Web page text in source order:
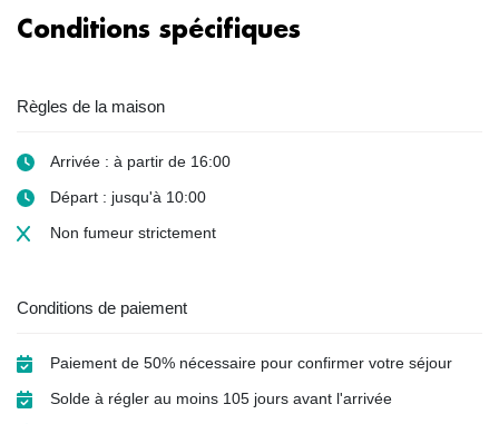
Conditions spécifiques
Règles de la maison
Arrivée : à partir de 16:00
Départ : jusqu'à 10:00
Non fumeur strictement
Conditions de paiement
Paiement de 50% nécessaire pour confirmer votre séjour
Solde à régler au moins 105 jours avant l'arrivée